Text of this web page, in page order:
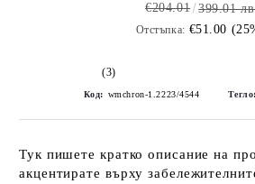
€204.01 399.01
Отстъпка: €51.00
(3)
Код: wmchron-1.2223/4544 Тегло:
Тук пишете кратко описание на
акцентирате върху